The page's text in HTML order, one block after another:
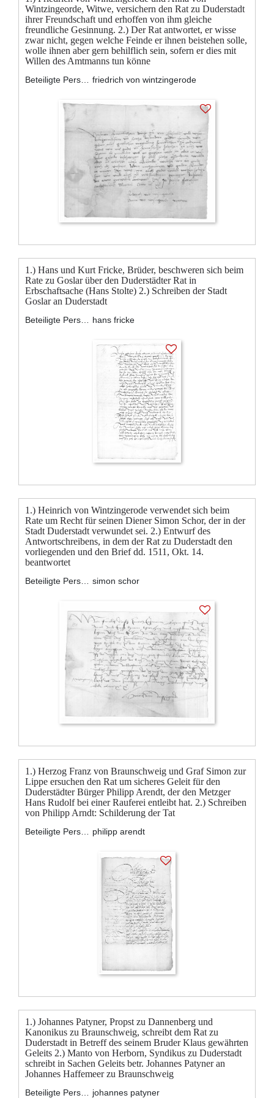
Wintzingeorde, Witwe, versichern den Rat zu Duderstadt
ihrer Freundschaft und erhoffen von ihm gleiche
freundliche Gesinnung. 2.) Der Rat antwortet, er wisse
zwar nicht, gegen welche Feinde er ihnen beistehen solle,
wolle ihnen aber gern behilflich sein, sofern er dies mit
Willen des Amtmanns tun könne
friedrich von wintzingerode
1.) Hans und Kurt Fricke, Brüder, beschweren sich beim
Rate zu Goslar über den Duderstädter Rat in
Erbschaftsache (Hans Stolte) 2.) Schreiben der Stadt
Goslar an Duderstadt
hans fricke
1.) Heinrich von Wintzingerode verwendet sich beim
Rate um Recht für seinen Diener Simon Schor, der in der
Stadt Duderstadt verwundet sei. 2.) Entwurf des
Antwortschreibens, in dem der Rat zu Duderstadt den
vorliegenden und den Brief dd. 1511, Okt. 14.
beantwortet
simon schor
1.) Herzog Franz von Braunschweig und Graf Simon zur
Lippe ersuchen den Rat um sicheres Geleit für den
Duderstädter Bürger Philipp Arendt, der den Metzger
Hans Rudolf bei einer Rauferei entleibt hat. 2.) Schreiben
von Philipp Arndt: Schilderung der Tat
philipp arendt
1.) Johannes Patyner, Propst zu Dannenberg und
Kanonikus zu Braunschweig, schreibt dem Rat zu
Duderstadt in Betreff des seinem Bruder Klaus gewährten
Geleits 2.) Manto von Herborn, Syndikus zu Duderstadt
schreibt in Sachen Geleits betr. Johannes Patyner an
Johannes Haffemeer zu Braunschweig
johannes patyner